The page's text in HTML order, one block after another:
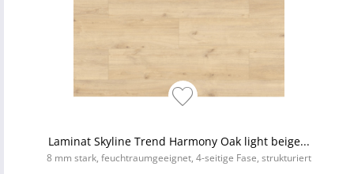
Laminat Skyline Trend Harmony Oak light beige...
8 mm stark, feuchtraumgeeignet, 4-seitige Fase, strukturiert